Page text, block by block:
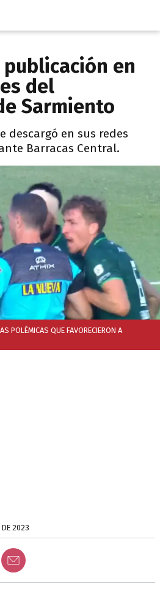
en
del
Sarmiento
descargó en sus redes
Barracas Central.
POLÉMICAS QUE FAVORECIERON A
DE 2023